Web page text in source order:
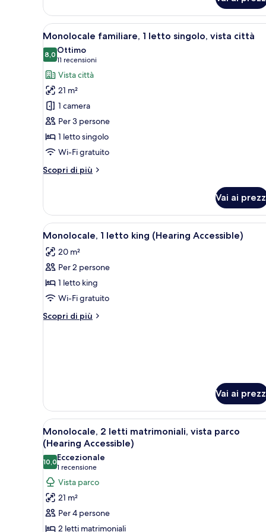
1
letto
king
(Times
Square)
Apri
tutte
le
foto
per
Monolocale
familiare,
1
letto
singolo,
vista
Camera d'albergo con due
8
Monolocale familiare, 1 letto singolo, vista città
8,08,0 su 10
Ottimo
11 recensioni
(11
recensioni)
Vista città
21 m²
1 camera
Per 3 persone
1 letto singolo
Wi-Fi gratuito
Scopri di più
Altri
familiare,
letto
vista
città
Vai ai
Apri
tutte
le
foto
per
Monolocale,
1
letto
Una camera d'albergo con
8
Monolocale, 1 letto king (Hearing Accessible)
20 m²
Per 2 persone
1 letto king
Wi-Fi gratuito
Scopri di più
Altri
Vai ai
Apri
tutte
le
foto
per
Monolocale,
2
letti
Una camera d'albergo con
9
Monolocale, 2 letti matrimoniali, vista parco
(Hearing Accessible)
10,010,0 su 10
Eccezionale
1 recensione
(1
recensione)
Vista parco
21 m²
Per 4 persone
2 letti matrimoniali